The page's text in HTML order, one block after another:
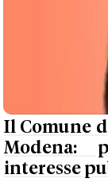
Il Comune
Modena:
interesse